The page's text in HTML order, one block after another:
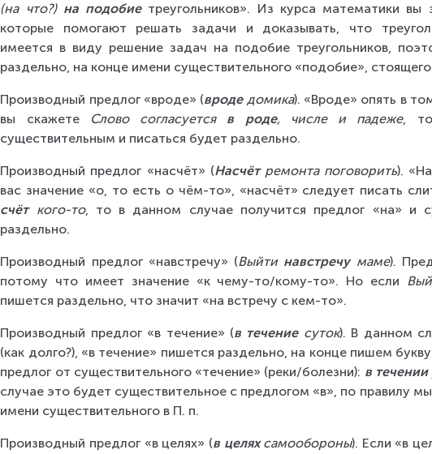
(на что?) на подобие треугольников». Из курса математики вы
которые помогают решать задачи и доказывать, что
имеется в виду решение задач на подобие треугольников,
раздельно, на конце имени существительного «подобие»,
Производный предлог «вроде» (вроде домика). «Вроде» опять в
вы скажете
Слово согласуется в роде, числе и падеже,
существительным и писаться будет раздельно.
Производный предлог «насчёт» (Насчёт ремонта поговорить).
вас значение «о, то есть о чём-то», «насчёт» следует писать
счёт кого-то, то в данном случае получится предлог «на» и
раздельно.
Производный предлог «навстречу» (Выйти навстречу маме).
потому что имеет значение «к чему-то/кому-то». Но если
пишется раздельно, что значит «на встречу с кем-то».
Производный предлог «в течение» (в течение суток). В данном
(как долго?), «в течение» пишется раздельно, на конце пишем
предлог от существительного «течение» (реки/болезни): в течении
случае это будет существительное с предлогом «в», по правилу
имени существительного в П. п.
Производный предлог «в целях» (в целях самообороны). Если «в